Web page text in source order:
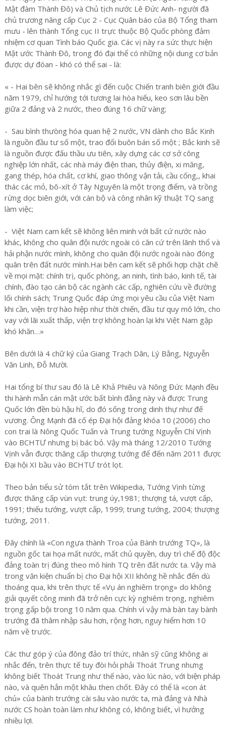
Mật đàm Thành Đô) và Chủ tịch nước Lê Đức Anh- người đã
chủ trương nâng cấp Cục 2 - Cục Quân báo của Bộ Tổng tham
mưu - lên thành Tổng cục II trực thuộc Bộ Quốc phòng đảm
nhiệm cơ quan Tình báo Quốc gia. Các vị này ra sức thực hiện
Mật ước Thành Đô, trong đó đại thể có những nội dung cơ bản
được dự đóan - khó có thể sai - là:
« - Hai bên sẽ không nhắc gì đến cuộc Chiến tranh biên giới đầu
năm 1979, chỉ hướng tới tương lai hòa hiếu, keo sơn lâu bền
giữa 2 đảng và 2 nước, theo đúng 16 chữ vàng;
- Sau bình thưòng hóa quan hệ 2 nước, VN dành cho Bắc Kinh
là nguồn đầu tư số một, trao đổi buôn bán số một ; Bắc kinh sẽ
là nguồn được đấu thầu ưu tiên, xây dựng các cơ sở công
nghiệp lớn nhất, các nhà máy điện than, thủy điện, xi măng,
gang thép, hóa chất, cơ khí, giao thông vận tải, cầu cống,, khai
thác các mỏ, bô-xít ở Tây Nguyên là một trọng điểm, và trồng
rừng dọc biên giới, với cán bộ và công nhân kỹ thuật TQ sang
làm việc;
- Việt Nam cam kết sẽ không liên minh với bất cứ nước nào
khác, không cho quân đội nước ngoài có căn cứ trên lãnh thổ và
hải phận nước mình, không cho quân đội nước ngoài nào đóng
quân trên đất nước mình.Hai bên cam kết sẽ phối hợp chặt chẽ
về mọi mặt: chính trị, quốc phòng, an ninh, tình báo, kinh tế, tài
chính, đào tạo cán bộ các ngành các cấp, nghiên cứu về đường
lối chính sách; Trung Quốc đáp ứng mọi yêu cầu của Việt Nam
khi cần, viện trợ hào hiệp như thời chiến, đầu tư quy mô lớn, cho
vay với lãi xuất thấp, viện trợ không hoàn lại khi Việt Nam gặp
khó khăn…»
Bên dưới là 4 chữ ký của Giang Trạch Dân, Lý Bằng, Nguyễn
Văn Linh, Đỗ Mười.
Hai tổng bí thư sau đó là Lê Khả Phiêu và Nông Đức Mạnh đều
thi hành mẫn cán mật ước bất bình đẳng này và được Trung
Quốc lớn đền bù hậu hĩ, do đó sống trong dinh thự như đế
vương. Ông Mạnh đã cố ép Đại hội đảng khóa 10 (2006) cho
con trai là Nông Quốc Tuấn và Trung tướng Nguyễn Chí Vịnh
vào BCHTƯ nhưng bị bác bỏ. Vậy mà tháng 12/2010 Tướng
Vịnh vẫn được thăng cấp thượng tướng để đến năm 2011 được
Đại hội XI bầu vào BCHTƯ trót lọt.
Theo bản tiểu sử tóm tắt trên Wikipedia, Tướng Vịnh từng
được thăng cấp vùn vụt: trung úy,1981; thượng tá, vượt cấp,
1991; thiếu tướng, vượt cấp, 1999; trung tướng, 2004; thượng
tướng, 2011.
Đây chính là «Con ngựa thành Troa của Bành trướng TQ», là
nguồn gốc tai họa mất nước, mất chủ quyền, duy trì chế độ độc
đảng toàn trị đúng theo mô hình TQ trên đất nước ta. Vậy mà
trong văn kiện chuẩn bị cho Đại hội XII không hề nhắc đến dù
thoáng qua, khi trên thực tế «Vụ án nghiêm trọng» do không
giải quyết công minh đã trở nên cực kỳ nghiêm trọng, nghiêm
trọng gấp bội trong 10 năm qua. Chính vì vậy mà bàn tay bành
trướng đã thâm nhập sâu hơn, rộng hơn, nguy hiểm hơn 10
năm về trước.
Các thư góp ý của đông đảo trí thức, nhân sỹ cũng không ai
nhắc đến, trên thực tế tuy đòi hỏi phải Thoát Trung nhưng
không biết Thoát Trung như thế nào, vào lúc nào, với biện pháp
nào, và quên hẳn một khâu then chốt. Đây có thể là «con át
chủ» của bành trướng cài sâu vào nước ta, mà đảng và Nhà
nước CS hoàn toàn làm như không có, không biết, vì hưởng
nhiều lợi.